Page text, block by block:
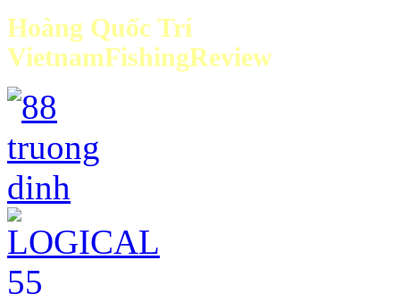
Hoàng Quốc Trí
VietnamFishingReview